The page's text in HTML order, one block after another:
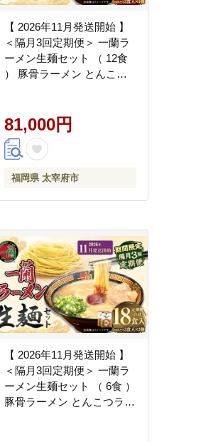
【 2026年11月発送開始 】
＜隔月3回定期便＞ 一蘭ラ
ーメン生麺セット （ 12食
） 豚骨ラーメン とんこつ
ん 拉麺 生麺 セット 豚骨 豚
骨スープ とんこつスープ
麺 定期 定期便 定期配送
81,000円
福岡県 太宰府市
【 2026年11月発送開始 】
＜隔月3回定期便＞ 一蘭ラ
ーメン生麺セット （ 6食 ）
豚骨ラーメン とんこつラー